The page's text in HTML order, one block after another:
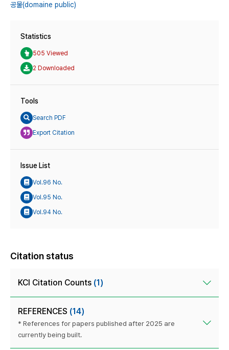
공물(domaine public)
Statistics
505 Viewed
2 Downloaded
Tools
Search PDF
Export Citation
Issue List
Vol.96 No.
Vol.95 No.
Vol.94 No.
Citation status
KCI Citation Counts (1)
REFERENCES (14)
* References for papers published after 2025 are
currently being built.